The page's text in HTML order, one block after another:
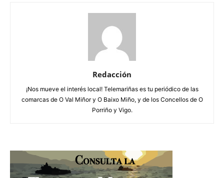
Redacción
¡Nos mueve el interés local! Telemariñas es tu periódico de las
comarcas de O Val Miñor y O Baixo Miño, y de los Concellos de O
Porriño y Vigo.